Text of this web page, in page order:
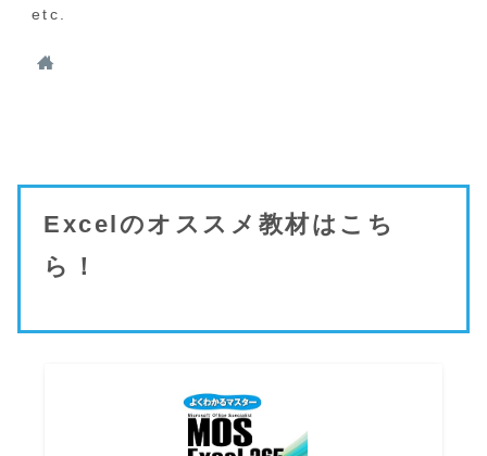
etc.
Excelのオススメ教材はこち
ら！